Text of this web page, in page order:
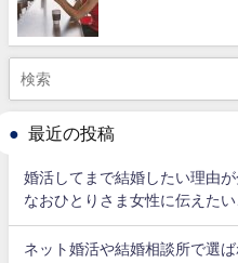
最近の投稿
婚活してまで結婚したい理由
なおひとりさま女性に伝えたい
ネット婚活や結婚相談所で選